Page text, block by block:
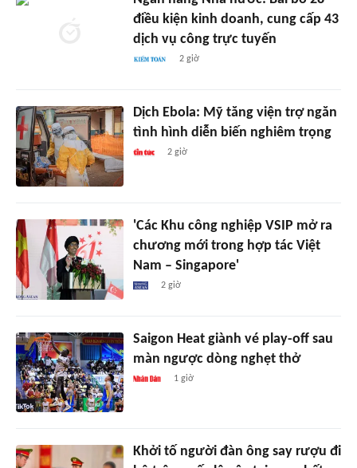
điều kiện kinh doanh, cung cấp 43
dịch vụ công trực tuyến
2 giờ
Dịch Ebola: Mỹ tăng viện trợ ngăn
tình hình diễn biến nghiêm trọng
2 giờ
'Các Khu công nghiệp VSIP mở ra
chương mới trong hợp tác Việt
Nam – Singapore'
2 giờ
Saigon Heat giành vé play-off sau
màn ngược dòng nghẹt thở
1 giờ
Khởi tố người đàn ông say rượu đi